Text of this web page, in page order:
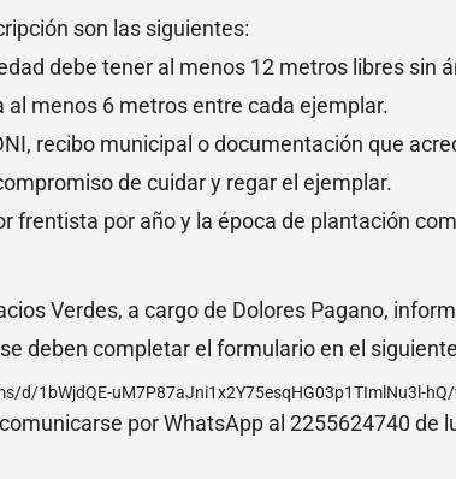
son las siguientes:
debe tener al menos 12 metros libres sin
al menos 6 metros entre cada ejemplar.
recibo municipal o documentación que
de cuidar y regar el ejemplar.
frentista por año y la época de plantación
Verdes, a cargo de Dolores Pagano,
deben completar el formulario en el
d/1bWjdQE-uM7P87aJni1x2Y75esqHG03p1TImlNu3l-
por WhatsApp al 2255624740 de